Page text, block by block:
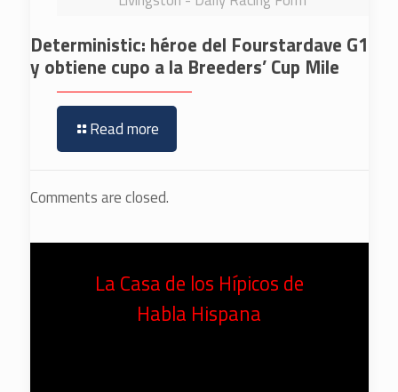
Deterministic: héroe del Fourstardave G1
y obtiene cupo a la Breeders’ Cup Mile
Read more
Comments are closed.
La Casa de los Hípicos de
Habla Hispana